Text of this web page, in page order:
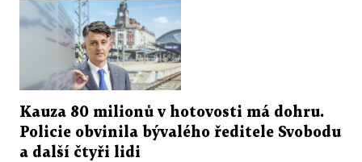
Kauza 80 milionů v hotovosti má dohru.
Policie obvinila bývalého ředitele Svobodu
a další čtyři lidi